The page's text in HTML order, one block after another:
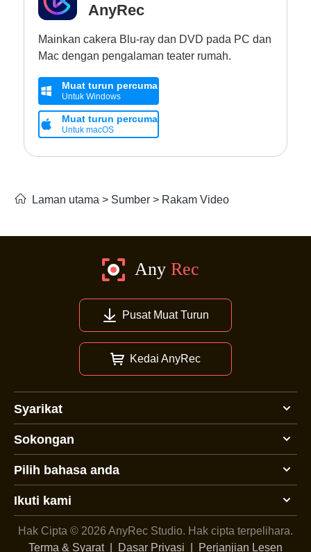
AnyRec
Mainkan cakera Blu-ray dan DVD pada PC dan
Mac dengan pengalaman teater rumah.
Muat turun percuma
Untuk Windows
Muat turun percuma
Untuk macOS
Laman utama > Sumber > Rakam Video
Pusat Muat Turun
Kedai AnyRec
Syarikat
Sokongan
Pilih bahasa anda
Ikuti kami
Hak Cipta © 2026 AnyRec Studio. Hak cipta terpelihara.
Terma & Syarat
Dasar Privasi Perjanjian Lesen